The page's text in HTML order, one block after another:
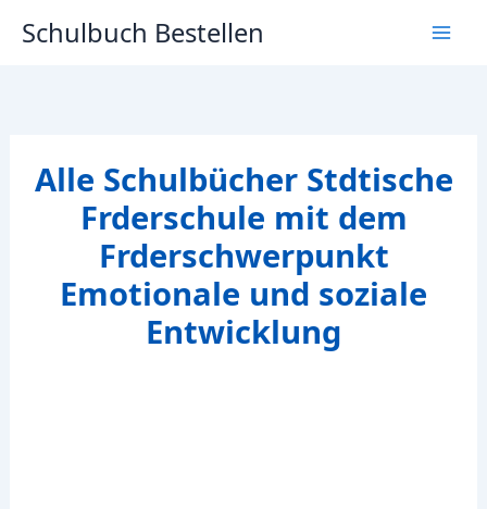
InhaltSchulbuch Bestellen
Alle Schulbücher Stdtische
Frderschule mit dem
Frderschwerpunkt
Emotionale und soziale
Entwicklung